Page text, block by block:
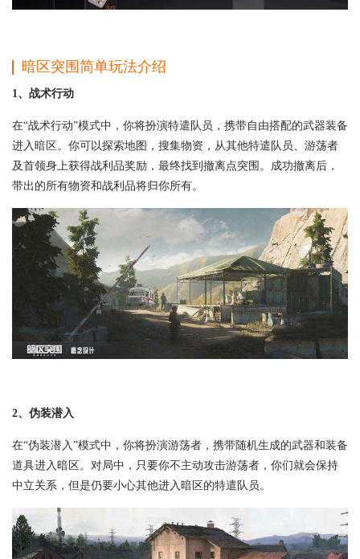
暗区突围简单玩法介绍
1、战术行动
在“战术行动”模式中，你将扮演特遣队员，携带自由搭配的武器装备
进入暗区。你可以探索地图，搜集物资，从其他特遣队员、游荡者
及首领身上获得战利品奖励，最终找到撤离点突围。成功撤离后，
带出的所有物资和战利品将归你所有。
2、伪装潜入
在“伪装潜入”模式中，你将扮演游荡者，携带随机生成的武器和装备
道具进入暗区。对局中，只要你不主动攻击游荡者，你们就会保持
中立关系，但是仍要小心其他进入暗区的特遣队员。